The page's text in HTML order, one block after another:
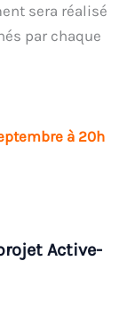
sera réalisé
par chaque
à 20h
Active-